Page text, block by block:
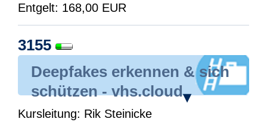
Entgelt: 168,00 EUR
3155
Deepfakes erkennen & sich
schützen - vhs.cloud▾
Kursleitung: Rik Steinicke